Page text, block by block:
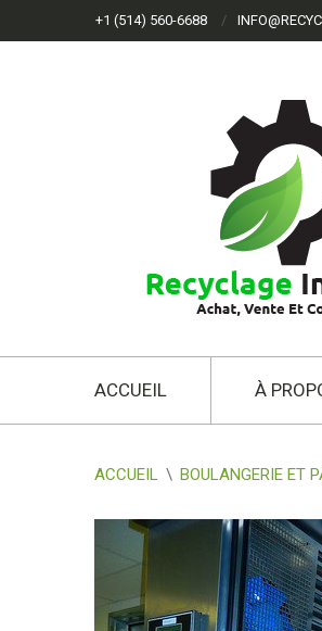
+1 (514) 560-6688
ACCUEIL À
ACCUEIL \ BOULANGERIE ET